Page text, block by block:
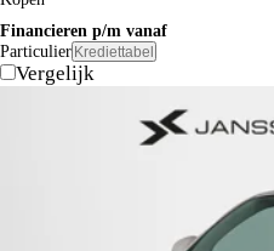
Financieren p/m vanaf
Particulier Krediettabel
Vergelijk